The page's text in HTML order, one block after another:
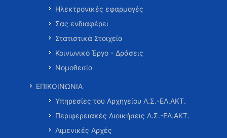
Ηλεκτρονικές εφαρμογές
Σας ενδιαφέρει
Στατιστικά Στοιχεία
Κοινωνικό Έργο - Δράσεις
Νομοθεσία
ΕΠΙΚΟΙΝΩΝΙΑ
Υπηρεσίες του Αρχηγείου Λ.Σ.-ΕΛ.ΑΚΤ.
Περιφερειακές Διοικήσεις Λ.Σ.-ΕΛ.ΑΚΤ.
Λιμενικές Αρχές